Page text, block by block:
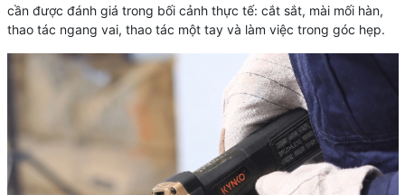
cần được đánh giá trong bối cảnh thực tế: cắt sắt, mài mối hàn,
thao tác ngang vai, thao tác một tay và làm việc trong góc hẹp.